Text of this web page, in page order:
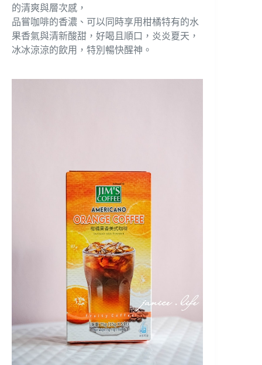
的清爽與層次感，
品嘗咖啡的香濃、可以同時享用柑橘特有的水
果香氣與清新酸甜，好喝且順口，炎炎夏天，
冰冰涼涼的飲用，特別暢快醒神。